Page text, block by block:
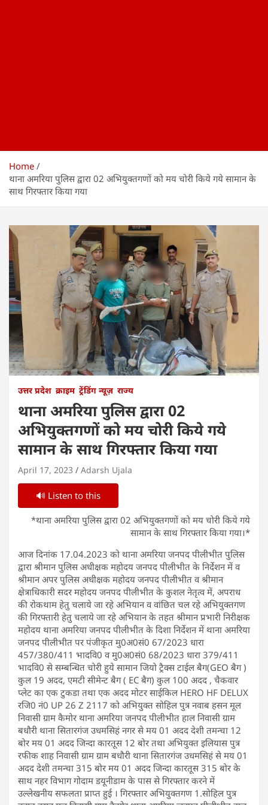
Home
थाना अमरिया पुलिस द्वारा 02 अभियुक्तगणों को मय चोरी किये गये सामान के
साथ गिरफ्तार किया गया
उत्तर प्रदेश क्राइम ट्रेंडिंग न्यूज़ राज्य
थाना अमरिया पुलिस द्वारा 02
अभियुक्तगणों को मय चोरी किये गये
सामान के साथ गिरफ्तार किया गया
April 17, 2023 Adarsh Ujala
🔊 Listen to this
*थाना अमरिया पुलिस द्वारा 02 अभियुक्तगणों को मय चोरी किये गये
सामान के साथ गिरफ्तार किया गया।*
आज दिनांक 17.04.2023 को थाना अमरिया जनपद पीलीभीत पुलिस
द्वारा श्रीमान पुलिस अधीक्षक महोदय जनपद पीलीभीत के निर्देशन में व
श्रीमान अपर पुलिस अधीक्षक महोदय जनपद पीलीभीत व श्रीमान
क्षेत्राधिकारी सदर महोदय जनपद पीलीभीत के कुशल नेतृत्व में, अपराध
की रोकथाम हेतु चलाये जा रहे अभियान व वांछित चल रहे अभियुक्तगण
की गिरफ्तारी हेतु चलाये जा रहे अभियान के तहत श्रीमान प्रभारी निरीक्षक
महोदय थाना अमरिया जनपद पीलीभीत के दिशा निर्देशन में थाना अमरिया
जनपद पीलीभीत पर पंजीकृत मु0अ0सं0 67/2023 धारा
457/380/411 भादवि0 व मु0अ0सं0 68/2023 धारा 379/411
भादवि0 से सम्बन्धित चोरी हुये सामान जियो ट्रैक्स टाईल बैग(GEO बैग )
कुल 19 अदद, एमटी सीमेन्ट बैग ( EC बैग) कुल 100 अदद , चैकवार
प्लेट का एक टुकडा तथा एक अदद मोटर साईकिल HERO HF DELUX
रजि0 नं0 UP 26 Z 2117 को अभियुक्त सोहिल पुत्र नवाब हसन मूल
निवासी ग्राम कैमोर थाना अमरिया जनपद पीलीभीत हाल निवासी ग्राम
बधौरी थाना सितारगंज उधमसिहं नगर से मय 01 अदद देशी तमन्चा 12
बोर मय 01 अदद जिन्दा कारतूस 12 बोर तथा अभियुक्त इलियास पुत्र
रफीक शाह निवासी ग्राम ग्राम बधौरी थाना सितारगंज उधमसिहं से मय 01
अदद देशी तमन्चा 315 बोर मय 01 अदद जिन्दा कारतूस 315 बोर के
साथ नहर विभाग गोदाम डयूनीडाम के पास से गिरफ्तार करने में
उल्लेखनीय सफलता प्राप्त हुई । गिरफ्तार अभियुक्तगण 1.सोहिल पुत्र